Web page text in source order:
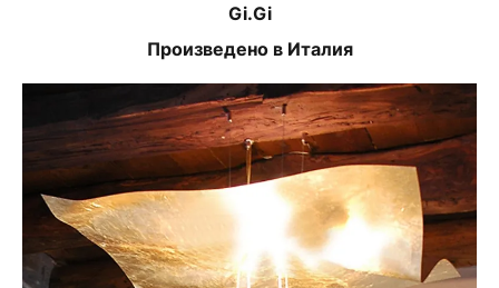
Gi.Gi
Произведено в Италия